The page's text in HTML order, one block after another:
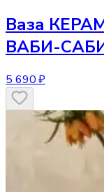
Ваза
ВАБИ-
5 690 ₽